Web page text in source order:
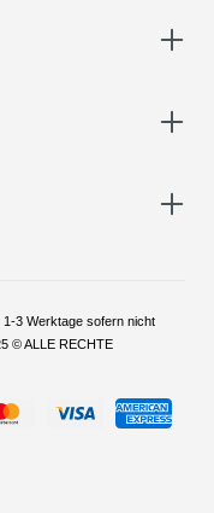
3 Werktage sofern nicht
© ALLE RECHTE